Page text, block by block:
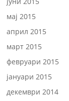
мај 2015
април 2015
март 2015
февруари 2015
јануари 2015
декември 2014